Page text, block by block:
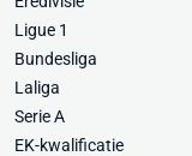
Ligue 1
Bundesliga
Laliga
Serie A
EK-kwalificatie